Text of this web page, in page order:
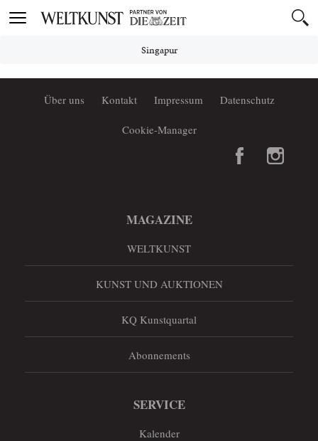
Toggle
Singapur
Über uns Kontakt Impressum Datenschutz
Cookie-Manager
MAGAZINE
WELTKUNST
KUNST UND AUKTIONEN
KQ Kunstquartal
Abonnements
SERVICE
Kalender